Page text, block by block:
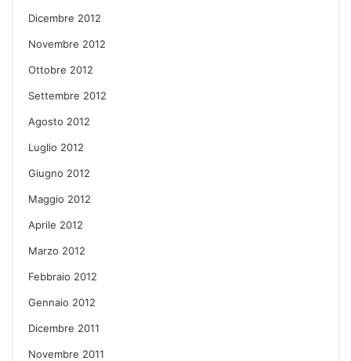
Dicembre 2012
Novembre 2012
Ottobre 2012
Settembre 2012
Agosto 2012
Luglio 2012
Giugno 2012
Maggio 2012
Aprile 2012
Marzo 2012
Febbraio 2012
Gennaio 2012
Dicembre 2011
Novembre 2011